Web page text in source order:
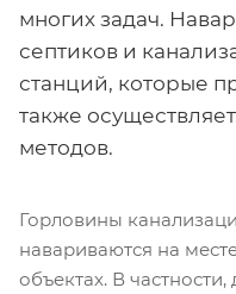
многих задач.
септиков и
станций, которые
также
методов.
Горловины
навариваются на
объектах. В